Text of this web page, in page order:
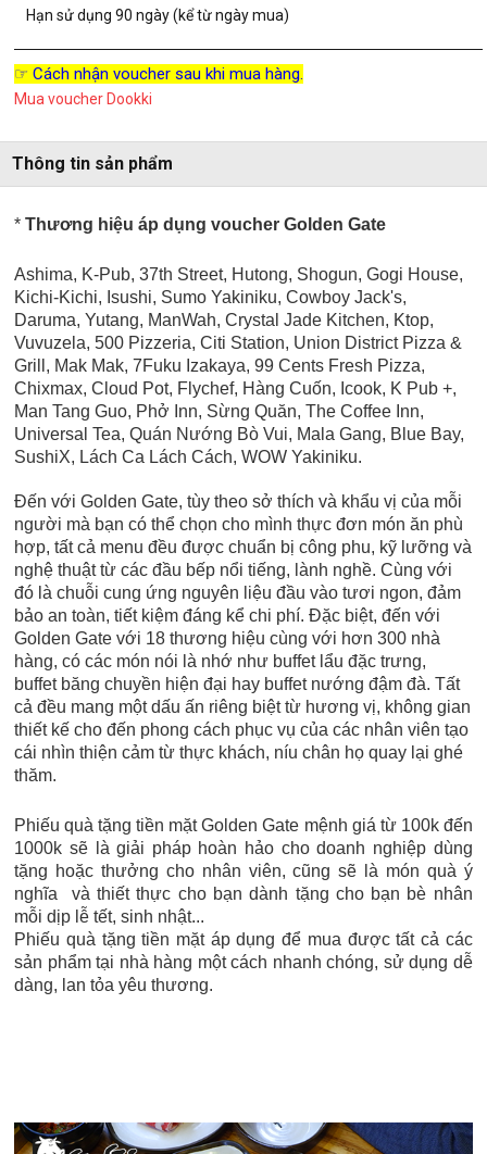
Hạn sử dụng90 ngày (kể từ ngày mua)
☞ Cách nhận voucher sau khi mua hàng.
Mua voucher Dookki
Thông tin sản phẩm
*Thương hiệu áp dụng voucher Golden Gate
Ashima, K-Pub, 37th Street, Hutong, Shogun, Gogi House,
Kichi-Kichi, Isushi, Sumo Yakiniku, Cowboy Jack's,
Daruma, Yutang, ManWah, Crystal Jade Kitchen, Ktop,
Vuvuzela, 500 Pizzeria, Citi Station, Union District Pizza &
Grill, Mak Mak, 7Fuku Izakaya, 99 Cents Fresh Pizza,
Chixmax, Cloud Pot, Flychef, Hàng Cuốn, Icook, K Pub +,
Man Tang Guo, Phở Inn, Sừng Quăn, The Coffee Inn,
Universal Tea,Quán Nướng Bò Vui, Mala Gang, Blue Bay,
SushiX, Lách Ca Lách Cách, WOW Yakiniku.
Đến với Golden Gate, tùy theo sở thích và khẩu vị của mỗi
người mà bạn có thể chọn cho mình thực đơn món ăn phù
hợp, tất cả menu đều được chuẩn bị công phu, kỹ lưỡng và
nghệ thuật từ các đầu bếp nổi tiếng, lành nghề. Cùng với
đó là chuỗi cung ứng nguyên liệu đầu vào tươi ngon, đảm
bảo an toàn, tiết kiệm đáng kể chi phí. Đặc biệt, đến với
Golden Gate với 18 thương hiệu cùng với hơn 300 nhà
hàng, có các món nói là nhớ như buffet lẩu đặc trưng,
buffet băng chuyền hiện đại hay buffet nướng đậm đà. Tất
cả đều mang một dấu ấn riêng biệt từ hương vị, không gian
thiết kế cho đến phong cách phục vụ của các nhân viên tạo
cái nhìn thiện cảm từ thực khách, níu chân họ quay lại ghé
thăm.
Phiếu quà tặng tiền mặt Golden Gate mệnh giá từ 100k đến
1000k sẽ là giải pháp hoàn hảo cho doanh nghiệp dùng
tặng hoặc thưởng cho nhân viên, cũng sẽ là món quà ý
nghĩa và thiết thực cho bạn dành tặng cho bạn bè nhân
mỗi dịp lễ tết, sinh nhật...
Phiếu quà tặng tiền mặt áp dụng để mua được tất cả các
sản phẩm tại nhà hàng một cách nhanh chóng, sử dụng dễ
dàng, lan tỏa yêu thương.